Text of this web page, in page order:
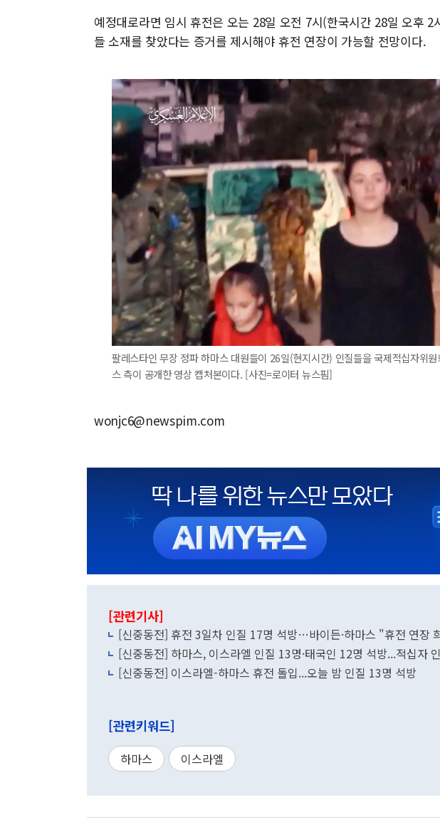
예정대로라면 임시 휴전은 오는 28일 오전 7시(한국시간 28일 오후
들 소재를 찾았다는 증거를 제시해야 휴전 연장이 가능할 전망이다.
팔레스타인 무장 정파 하마스 대원들이 26일(현지시간) 인질들을 국제적십자위
스 측이 공개한 영상 캡처본이다. [사진=로이터 뉴스핌]
wonjc6@newspim.com
[관련기사]
[신중동전] 휴전 3일차 인질 17명 석방…바이든·하마스 "휴전 연장
[신중동전] 하마스, 이스라엘 인질 13명·태국인 12명 석방...적십자
[신중동전] 이스라엘-하마스 휴전 돌입...오늘 밤 인질 13명 석방
[관련키워드]
하마스 이스라엘